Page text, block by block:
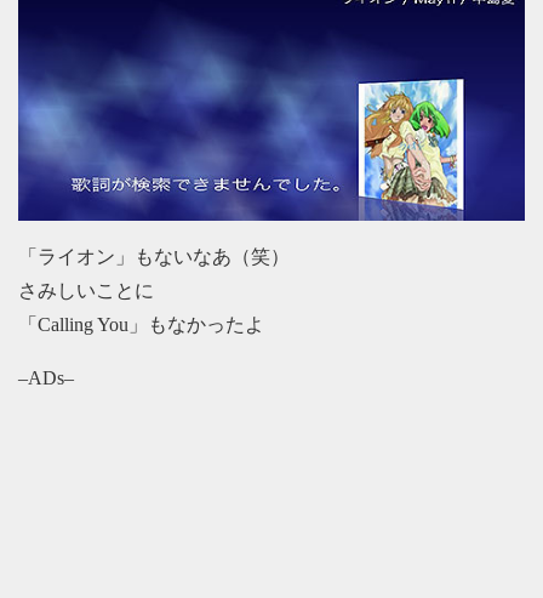
「ライオン」もないなあ（笑）
さみしいことに
「Calling You」もなかったよ
–ADs–